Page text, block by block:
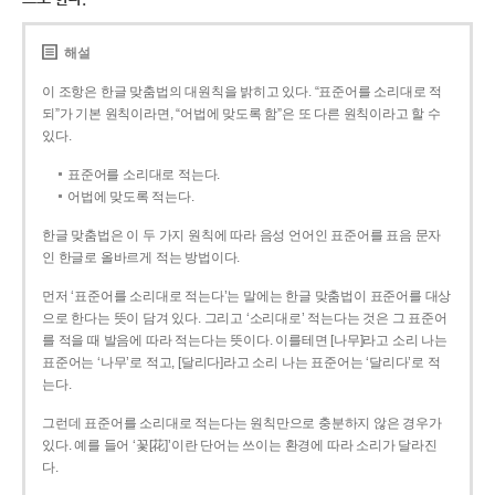
해설
이 조항은 한글 맞춤법의 대원칙을 밝히고 있다. “표준어를 소리대로 적
되”가 기본 원칙이라면, “어법에 맞도록 함”은 또 다른 원칙이라고 할 수
있다.
표준어를 소리대로 적는다.
어법에 맞도록 적는다.
한글 맞춤법은 이 두 가지 원칙에 따라 음성 언어인 표준어를 표음 문자
인 한글로 올바르게 적는 방법이다.
먼저 ‘표준어를 소리대로 적는다’는 말에는 한글 맞춤법이 표준어를 대상
으로 한다는 뜻이 담겨 있다. 그리고 ‘소리대로’ 적는다는 것은 그 표준어
를 적을 때 발음에 따라 적는다는 뜻이다. 이를테면 [나무]라고 소리 나는
표준어는 ‘나무’로 적고, [달리다]라고 소리 나는 표준어는 ‘달리다’로 적
는다.
그런데 표준어를 소리대로 적는다는 원칙만으로 충분하지 않은 경우가
있다. 예를 들어 ‘꽃[花]’이란 단어는 쓰이는 환경에 따라 소리가 달라진
다.